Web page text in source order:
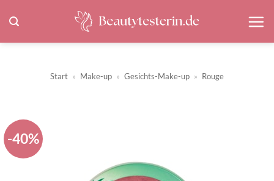
Inhalt
springen
Start » Make-up » Gesichts-Make-up » Rouge
-40%